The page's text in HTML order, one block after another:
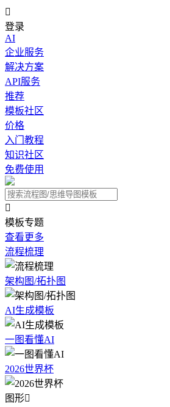

登录
AI
企业服务
解决方案
API服务
推荐
模板社区
价格
入门教程
知识社区
免费使用

模板专题
查看更多
流程梳理
架构图/拓扑图
AI生成模板
一图看懂AI
2026世界杯
图形